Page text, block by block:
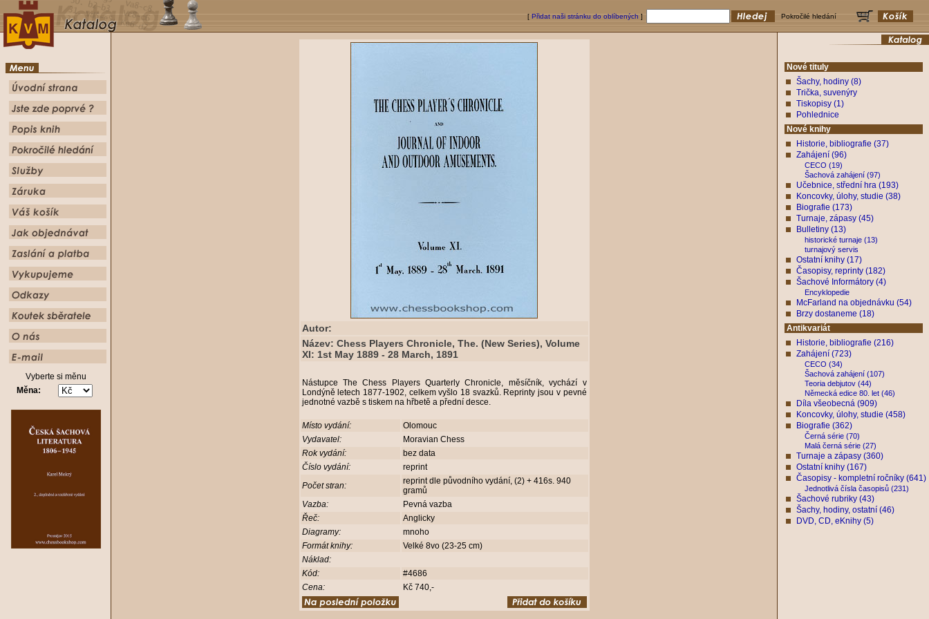
[ Přidat naši stránku do oblíbených ] Pokročilé hledání
Vyberte si měnu
Měna:
Autor:
Název: Chess Players Chronicle, The. (New Series), Volume
XI: 1st May 1889 - 28 March, 1891
Nástupce The Chess Players Quarterly Chronicle, měsíčník, vychází v
Londýně letech 1877-1902, celkem vyšlo 18 svazků. Reprinty jsou v pevné
jednotné vazbě s tiskem na hřbetě a přední desce.
Místo vydání:
Olomouc
Vydavatel:
Moravian Chess
Rok vydání:
bez data
Číslo vydání:
reprint
Počet stran:
reprint dle původního vydání, (2) + 416s. 940
gramů
Vazba:
Pevná vazba
Řeč:
Anglicky
Diagramy:
mnoho
Formát knihy:
Velké 8vo (23-25 cm)
Náklad:
Kód:
#4686
Cena:
Kč 740,-
Nové tituly
Šachy, hodiny (8)
Trička, suvenýry
Tiskopisy (1)
Pohlednice
Nové knihy
Historie, bibliografie (37)
Zahájení (96)
CECO (19)
Šachová zahájení (97)
Učebnice, střední hra (193)
Koncovky, úlohy, studie (38)
Biografie (173)
Turnaje, zápasy (45)
Bulletiny (13)
historické turnaje (13)
turnajový servis
Ostatní knihy (17)
Časopisy, reprinty (182)
Šachové Informátory (4)
Encyklopedie
McFarland na objednávku (54)
Brzy dostaneme (18)
Antikvariát
Historie, bibliografie (216)
Zahájení (723)
CECO (34)
Šachová zahájení (107)
Teoria debjutov (44)
Německá edice 80. let (46)
Díla všeobecná (909)
Koncovky, úlohy, studie (458)
Biografie (362)
Černá série (70)
Malá černá série (27)
Turnaje a zápasy (360)
Ostatní knihy (167)
Časopisy - kompletní ročníky (641)
Jednotlivá čísla časopisů (231)
Šachové rubriky (43)
Šachy, hodiny, ostatní (46)
DVD, CD, eKnihy (5)